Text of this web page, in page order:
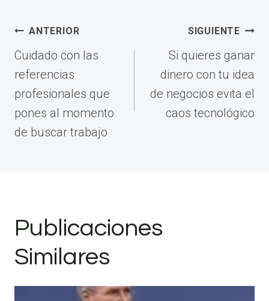
Navegación
de
entradas
ANTERIOR
Cuidado con las
referencias
profesionales que
pones al momento
de buscar trabajo
SIGUIENTE
Si quieres ganar
dinero con tu idea
de negocios evita el
caos tecnológico
Publicaciones
Similares